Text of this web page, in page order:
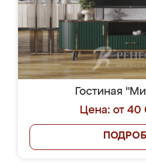
Гостиная
Цена: от 40